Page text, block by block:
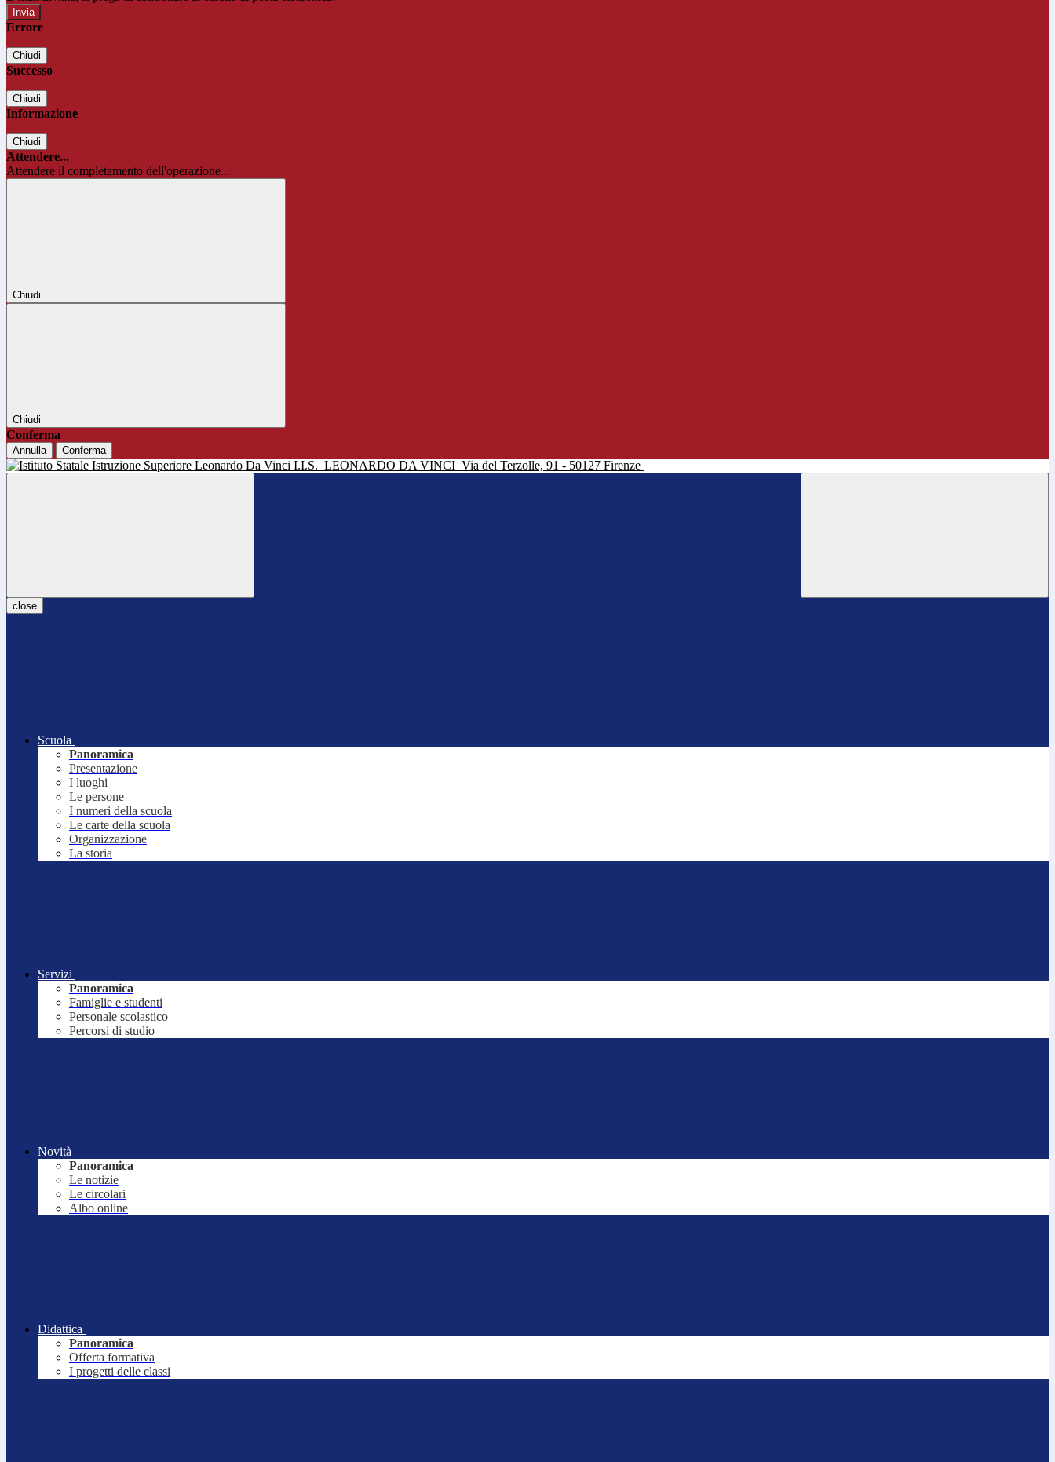
Errore
Chiudi
Successo
Chiudi
Informazione
Chiudi
Attendere...
Attendere il completamento dell'operazione...
Chiudi
Chiudi
Conferma
Annulla Conferma
I.I.S. LEONARDO DA VINCI Via del Terzolle, 91 - 50127 Firenze
close
Scuola
Panoramica
Presentazione
I luoghi
Le persone
I numeri della scuola
Le carte della scuola
Organizzazione
La storia
Servizi
Panoramica
Famiglie e studenti
Personale scolastico
Percorsi di studio
Novità
Panoramica
Le notizie
Le circolari
Albo online
Didattica
Panoramica
Offerta formativa
I progetti delle classi